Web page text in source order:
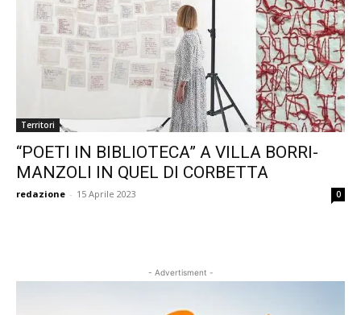
Territori
“POETI IN BIBLIOTECA” A VILLA BORRI-
MANZOLI IN QUEL DI CORBETTA
redazione - 15 Aprile 2023 0
- Advertisment -